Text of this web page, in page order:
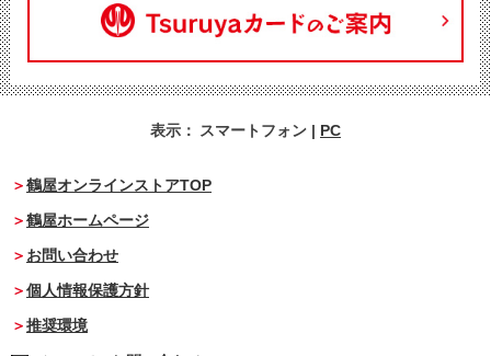
表示： スマートフォン | PC
鶴屋オンラインストアTOP
鶴屋ホームページ
お問い合わせ
個人情報保護方針
推奨環境